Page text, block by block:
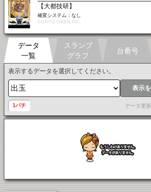
【大都技研】
確変システム：なし
©DAITO GIKEN,INC.
データ
一覧
表示するデータを選択してください。
表示
1パチ データ更
スランプ
グラフ
台番号